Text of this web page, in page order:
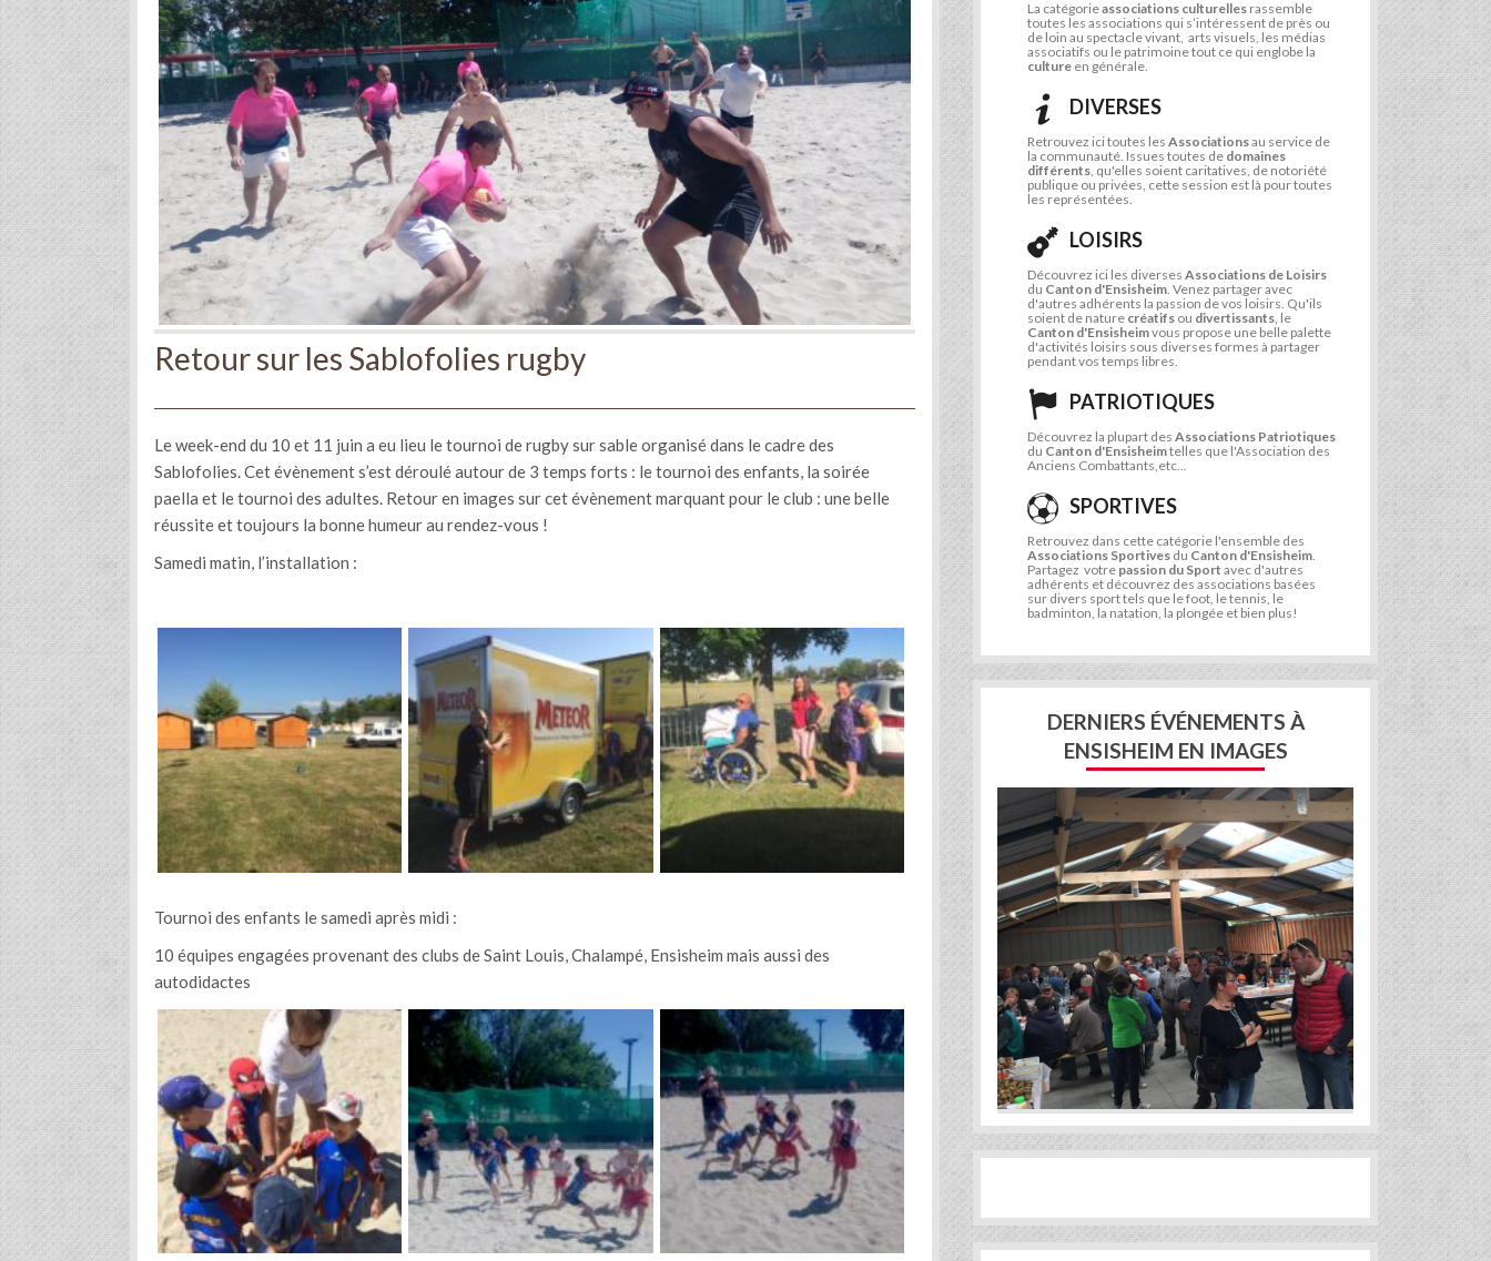
Retour sur les Sablofolies rugby
Le week-end du 10 et 11 juin a eu lieu le tournoi de rugby sur sable organisé dans le cadre des
Sablofolies. Cet évènement s’est déroulé autour de 3 temps forts : le tournoi des enfants, la soirée
paella et le tournoi des adultes. Retour en images sur cet évènement marquant pour le club : une belle
réussite et toujours la bonne humeur au rendez-vous !
Samedi matin, l’installation :
Tournoi des enfants le samedi après midi :
10 équipes engagées provenant des clubs de Saint Louis, Chalampé, Ensisheim mais aussi des
autodidactes
La catégorieassociations culturelles rassemble
toutes les associations qui s’intéressent de près ou
de loin au spectacle vivant, arts visuels, les médias
associatifs ou le patrimoine tout ce qui englobe la
culture en générale.
DIVERSES
Retrouvez ici toutes les Associationsau service de
la communauté. Issues toutes de domaines
différents, qu'elles soient caritatives, de notoriété
publique ou privées, cette session est là pour toutes
les représentées.
LOISIRS
Découvrez ici les diverses Associations de Loisirs
du Canton d'Ensisheim. Venez partager avec
d'autres adhérents la passion de vos loisirs. Qu'ils
soient de nature créatifs ou divertissants, le
Canton d'Ensisheimvous propose une belle palette
d'activités loisirs sous diverses formes à partager
pendant vos temps libres.
PATRIOTIQUES
Découvrez la plupart des Associations Patriotiques
du Canton d'Ensisheimtelles que l'Association des
Anciens Combattants,etc...
SPORTIVES
Retrouvez dans cette catégorie l'ensemble des
Associations Sportives du Canton d'Ensisheim.
Partagez votre passion du Sport avec d'autres
adhérents et découvrez des associations basées
sur divers sport tels que le foot, le tennis, le
badminton, la natation, la plongée et bien plus!
DERNIERS ÉVÉNEMENTS À
ENSISHEIM EN IMAGES